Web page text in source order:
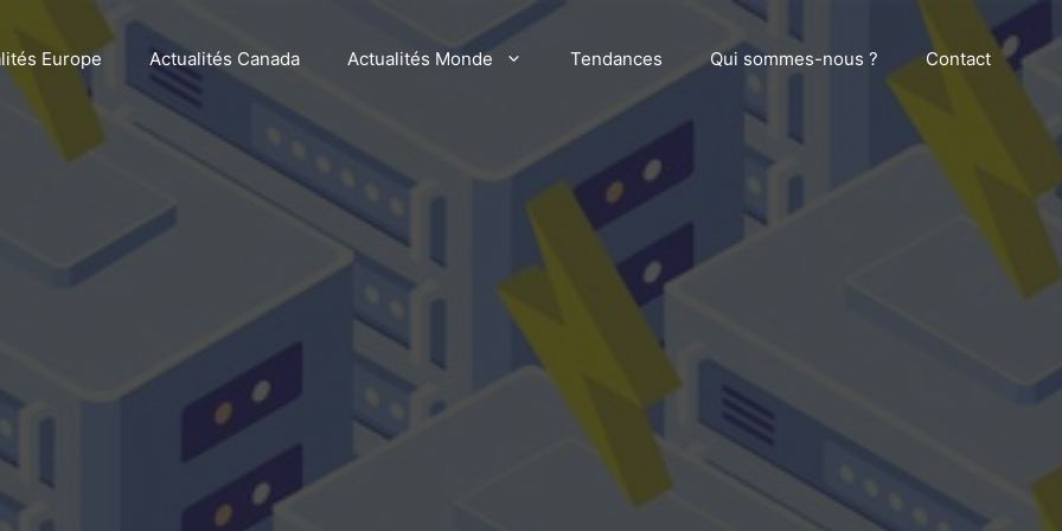
Europe Actualités Canada Actualités Monde Tendances Qui sommes-nous ? Contact